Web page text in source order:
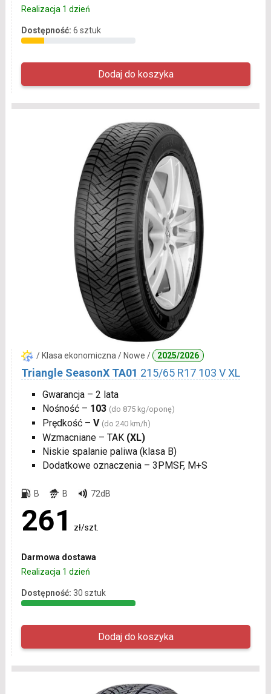
Realizacja 1 dzień
Dostępność: 6 sztuk
/ Klasa ekonomiczna / Nowe / 2025/2026
Triangle SeasonX TA01 215/65 R17 103 V XL
Gwarancja – 2 lata
Nośność – 103 (do 875 kg/oponę)
Prędkość – V (do 240 km/h)
Wzmacniane – TAK (XL)
Niskie spalanie paliwa (klasa B)
Dodatkowe oznaczenia – 3PMSF, M+S
B B 72dB
261 zł/szt.
Darmowa dostawa
Realizacja 1 dzień
Dostępność: 30 sztuk